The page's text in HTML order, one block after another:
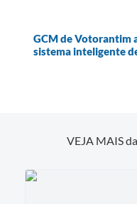
GCM de Votorantim
sistema inteligente
VEJA MAIS